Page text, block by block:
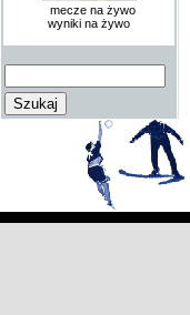
mecze na żywo
wyniki na żywo